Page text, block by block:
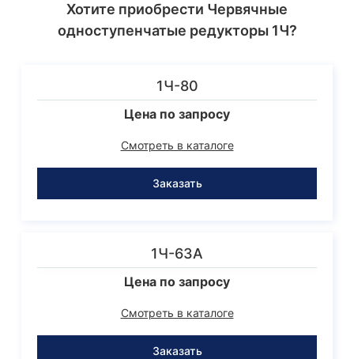
Хотите приобрести Червячные
одноступенчатые редукторы 1Ч?
1Ч-80
Цена по запросу
Смотреть в каталоге
Заказать
1Ч-63А
Цена по запросу
Смотреть в каталоге
Заказать